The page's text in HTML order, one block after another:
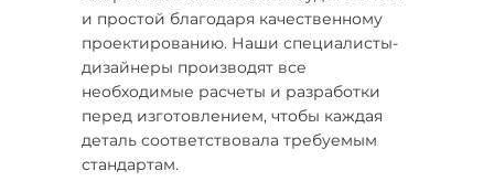
и простой благодаря качественному
проектированию. Наши специалисты-
дизайнеры производят все
необходимые расчеты и разработки
перед изготовлением, чтобы каждая
деталь соответствовала требуемым
стандартам.